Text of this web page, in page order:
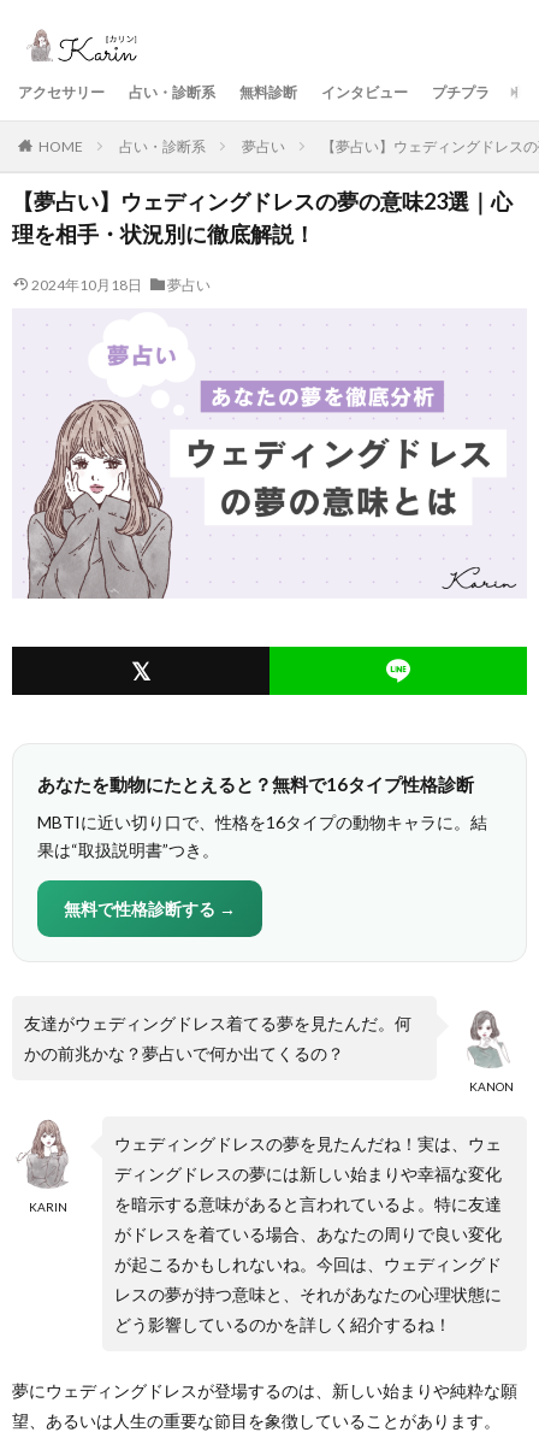
アクセサリー 占い・診断系 無料診断 インタビュー プチプラ 美
HOME 占い・診断系 夢占い 【夢占い】ウェディングドレス
【夢占い】ウェディングドレスの夢の意味23選｜心
理を相手・状況別に徹底解説！
2024年10月18日 夢占い
あなたを動物にたとえると？無料で16タイプ性格診断
MBTIに近い切り口で、性格を16タイプの動物キャラに。結
果は“取扱説明書”つき。
無料で性格診断する →
KANON
友達がウェディングドレス着てる夢を見たんだ。何
かの前兆かな？夢占いで何か出てくるの？
KARIN
ウェディングドレスの夢を見たんだね！実は、ウェ
ディングドレスの夢には新しい始まりや幸福な変化
を暗示する意味があると言われているよ。特に友達
がドレスを着ている場合、あなたの周りで良い変化
が起こるかもしれないね。今回は、ウェディングド
レスの夢が持つ意味と、それがあなたの心理状態に
どう影響しているのかを詳しく紹介するね！
夢にウェディングドレスが登場するのは、新しい始まりや純粋な願
望、あるいは人生の重要な節目を象徴していることがあります。